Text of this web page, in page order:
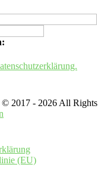
2017 - 2026 All Rights
(EU)